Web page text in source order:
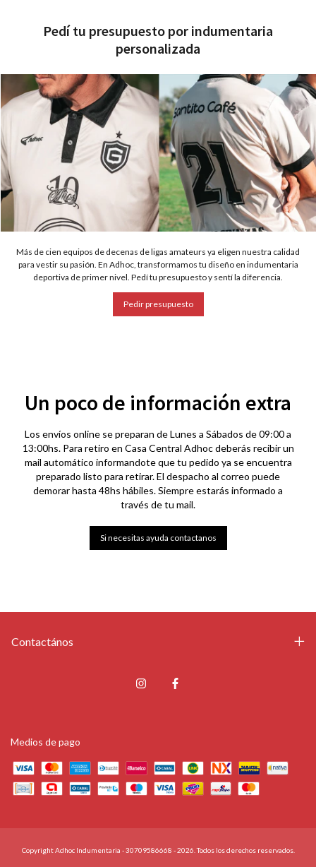
Pedí tu presupuesto por indumentaria
personalizada
Más de cien equipos de decenas de ligas amateurs ya eligen nuestra calidad
para vestir su pasión. En Adhoc, transformamos tu diseño en indumentaria
deportiva de primer nivel. Pedí tu presupuesto y sentí la diferencia.
Pedir presupuesto
Un poco de información extra
Los envíos online se preparan de Lunes a Sábados de 09:00 a
13:00hs. Para retiro en Casa Central Adhoc deberás recibir un
mail automático informandote que tu pedido ya se encuentra
preparado listo para retirar. El despacho al correo puede
demorar hasta 48hs hábiles. Siempre estarás informado a
través de tu mail.
Si necesitas ayuda contactanos
Contactános
Medios de pago
Copyright Adhoc Indumentaria - 30709586668 - 2026. Todos los derechos reservados.